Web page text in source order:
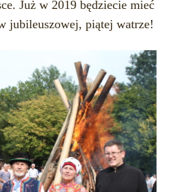
Już w 2019 będziecie mieć
jubileuszowej, piątej watrze!